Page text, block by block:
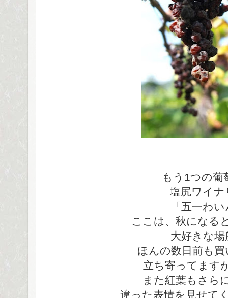
もう1つの
塩尻ワイナ
「五一わ
ここは、秋になる
大好きな場
ほんの数日前も
立ち寄ってます
また紅葉もさら
違った表情を見せて